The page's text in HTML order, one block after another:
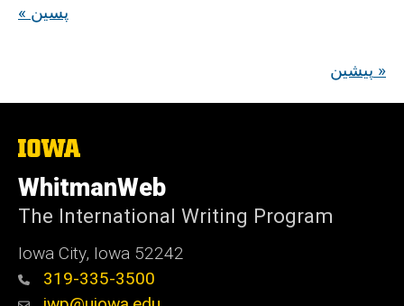
« پسین
پیشین »
The
of
Iowa
WhitmanWeb
The International Writing Program
Iowa City, Iowa 52242
319-335-3500